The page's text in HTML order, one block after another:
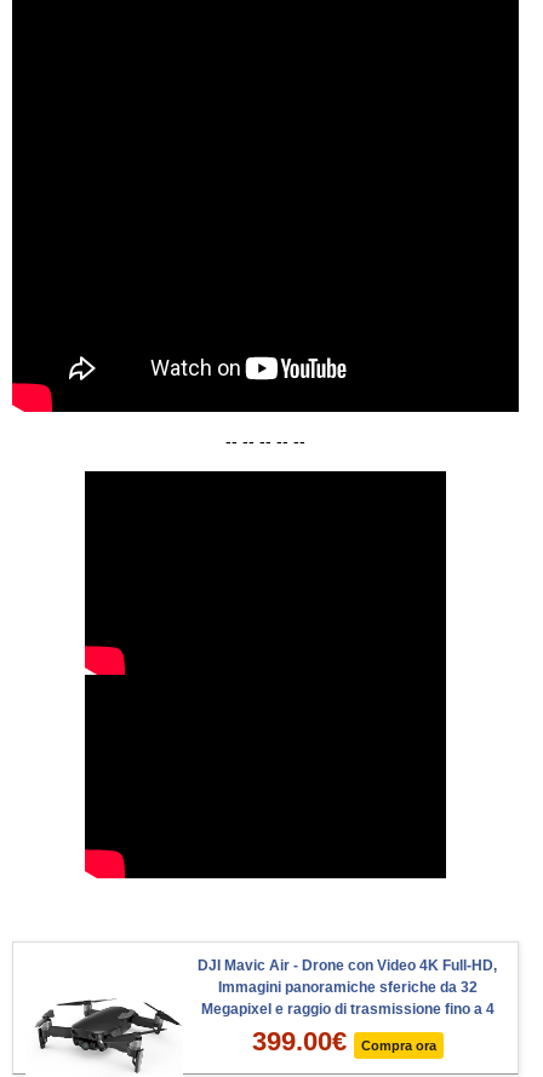
-- -- -- -- --
DJI Mavic Air - Drone con Video 4K Full-HD,
Immagini panoramiche sferiche da 32
Megapixel e raggio di trasmissione fino a 4
km, pieghevole, Nero
399.00€ Compra ora